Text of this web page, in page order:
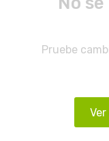
Pruebe